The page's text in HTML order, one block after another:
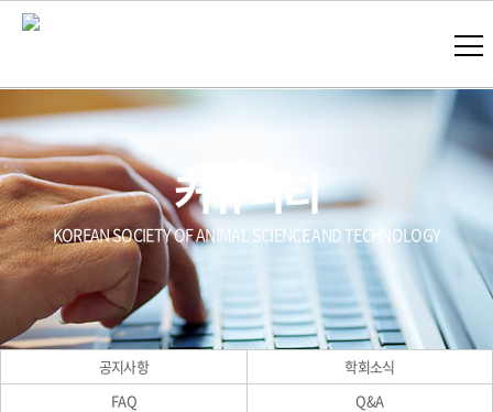
커뮤니티
KOREAN SOCIETY OF ANIMAL SCIENCE AND TECHNOLOGY
공지사항
학회소식
FAQ
Q&A